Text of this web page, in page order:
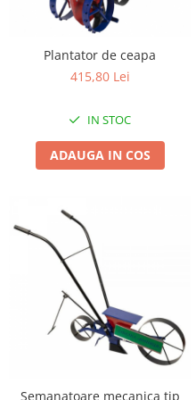
Biciclete, trotinete, triciclete
Biciclete electrice
Motoburghie si accesorii
Accesorii motoburghie
Drujbe pe benzina
Drujbe cu acumulator
Consumabile drujbe, fierastraie
electrice
Drujbe electrice
Unelte electrice busteni
Mori cereale si batoze porumb
Batoze - mori desfacat porumb
Plantator de ceapa
415,80 Lei
IN STOC
ADAUGA IN COS
Semanatoare mecanica tip